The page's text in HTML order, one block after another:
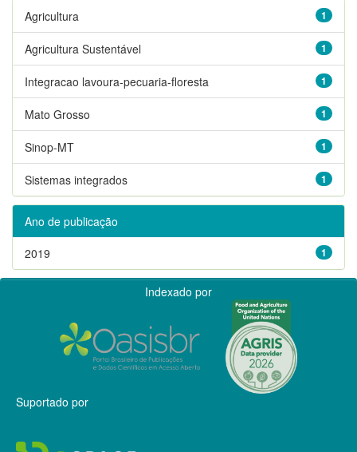
1
Agricultura
1
Agricultura Sustentável
1
Integracao lavoura-pecuaria-floresta
1
Mato Grosso
1
Sinop-MT
1
Sistemas integrados
Ano de publicação
1
2019
Indexado por
Suportado por